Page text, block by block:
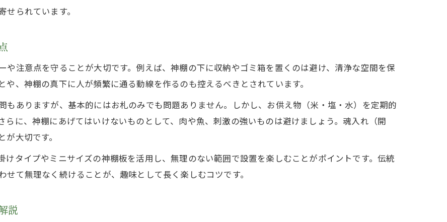
神棚・高級神棚板設置で守りたい配置タブー
神棚のカネタが推奨する清浄な配置テクニック
家族で守る神棚タブーと高級神棚板の活かし方
リビング以外で楽しむ上質な神棚×伝統文化体験
神棚・高級神棚板をリビング以外で活かす発想
伝統文化を感じる神棚の趣味的な設置アレンジ
神棚のカネタ流で寝室や玄関にも神聖空間を
神棚リビングだめ？他の空間の活用ポイント
られています。
注意点を守ることが大切です。例えば、神棚の下に収納やゴミ箱を置くのは避け、清浄な空間を保
、神棚の真下に人が頻繁に通る動線を作るのも控えるべきとされています。
もありますが、基本的にはお札のみでも問題ありません。しかし、お供え物（米・塩・水）を定期的
らに、神棚にあげてはいけないものとして、肉や魚、刺激の強いものは避けましょう。魂入れ（開
大切です。
タイプやミニサイズの神棚板を活用し、無理のない範囲で設置を楽しむことがポイントです。伝統
て無理なく続けることが、趣味として長く楽しむコツです。
説